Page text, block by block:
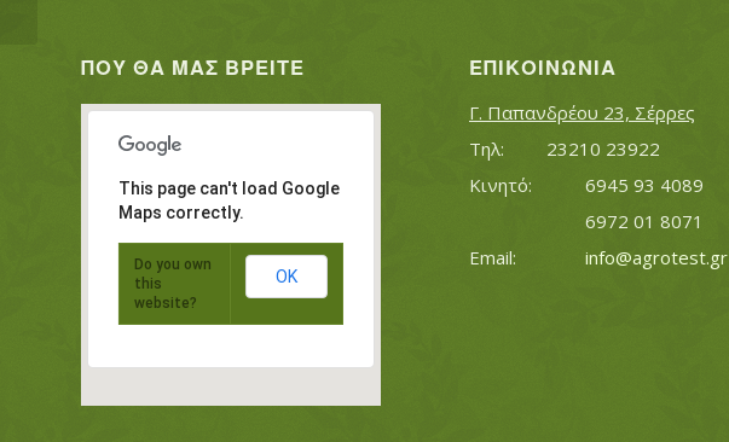
ΠΟΥ ΘΑ ΜΑΣ ΒΡΕΊΤΕ
This page can't load Google
Maps correctly.
Do you own
this
website?
OK
ΕΠΙΚΟΙΝΩΝΊΑ
Γ. Παπανδρέου 23, Σέρρες
Τηλ:		23210 23922
Κινητό:		6945 93 4089
			6972 01 8071
info@agrotest.gr